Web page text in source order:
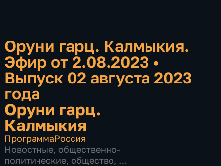
Оруни гарц. Калмыкия.
Эфир от 2.08.2023 •
Выпуск 02 августа 2023
года
Оруни гарц.
Калмыкия
ПрограммаРоссия
Новостные, общественно-
политические, общество,